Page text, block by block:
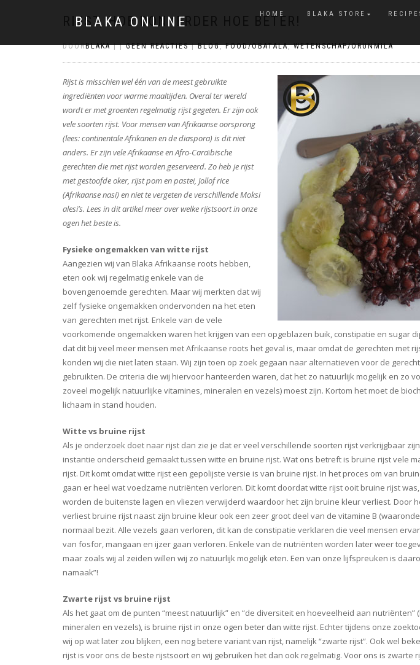
BLAKA ONLINE
HOME BLAKA STORE
RIJST, HOE DONKERDER HOE BETER!
DOORBLAKA||GEEN REACTIES|BLOG,FOOD/OBATALA,WETENSCHAP/ORUNMILA
Rijst is misschien wel één van de meest gebruikte
ingrediënten voor warme maaltijden. Overal ter wereld
wordt er met groenten regelmatig rijst gegeten. Er zijn ook
vele soorten rijst. Voor mensen van Afrikaanse oorsprong
(lees: continentale Afrikanen en de diaspora) is dit niet
anders. Er zijn vele Afrikaanse en Afro-Caraïbische
gerechten die met rijst worden geserveerd. Zo heb je rijst
met gestoofde oker, rijst pom en pastei, Jollof rice
(Afrikaanse nasi) en niet te vergeten de verschillende Moksi
alesi’s. Lees in dit artikel meer over welke rijstsoort in onze
ogen het beste is.
Fysieke ongemakken van witte rijst
Aangezien wij van Blaka Afrikaanse roots hebben,
eten ook wij regelmatig enkele van de
bovengenoemde gerechten. Maar wij merkten dat wij
zelf fysieke ongemakken ondervonden na het eten
van gerechten met rijst. Enkele van de vele
voorkomende ongemakken waren het krijgen van een opgeblazen buik, constipatie en sugar
dat dit bij veel meer mensen met Afrikaanse roots het geval is, maar omdat de gerechten met
konden wij die niet laten staan. Wij zijn toen op zoek gegaan naar alternatieven voor de
gebruikten. De criteria die wij hiervoor hanteerden waren, dat het zo natuurlijk mogelijk en zo
zoveel mogelijk natuurlijke vitamines, mineralen en vezels) moest zijn. Kortom het moet de
lichaam in stand houden.
Witte vs bruine rijst
Als je onderzoek doet naar rijst dan zie je dat er veel verschillende soorten rijst verkrijgbaar
instantie onderscheid gemaakt tussen witte en bruine rijst. Wat ons betreft is bruine rijst vele
rijst. Dit komt omdat witte rijst een gepolijste versie is van bruine rijst. In het proces om van
gaan er heel wat voedzame nutriënten verloren. Dit komt doordat witte rijst ooit bruine rijst
worden de buitenste lagen en vliezen verwijderd waardoor het zijn bruine kleur verliest. Door
verliest bruine rijst naast zijn bruine kleur ook een zeer groot deel van de vitamine B
normaal bezit. Alle vezels gaan verloren, dit kan de constipatie verklaren die veel mensen
van fosfor, mangaan en ijzer gaan verloren. Enkele van de nutriënten worden later weer
maar zoals wij al zeiden willen wij zo natuurlijk mogelijk eten. Een van onze lijfspreuken is
namaak”!
Zwarte rijst vs bruine rijst
Als het gaat om de punten “meest natuurlijk” en “de diversiteit en hoeveelheid aan nutriënten”
mineralen en vezels), is bruine rijst in onze ogen beter dan witte rijst. Echter tijdens onze
wij op wat later zou blijken, een nog betere variant van rijst, namelijk “zwarte rijst”. Ook wel
rijst is voor ons de beste rijstsoort en wij gebruiken het dan ook regelmatig. Voor ons is zwarte